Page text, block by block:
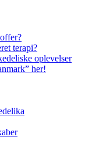
terapi?
oplevelser
her!